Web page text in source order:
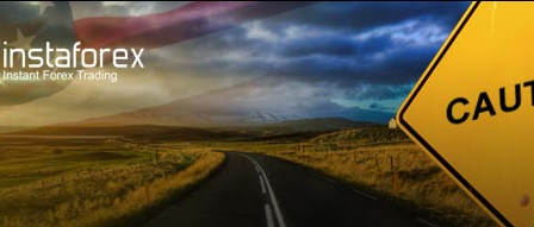
For Traders Analytical Reviews Technical analysis